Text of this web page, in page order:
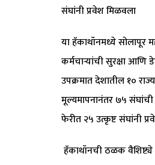
संघांनी प्रवेश मिळवला
या हॅकाथॉनमध्ये सोलापूर
कर्मचाऱ्यांची सुरक्षा आणि
उपक्रमात देशातील १०
मूल्यमापनानंतर ७५ संघांची
फेरीत २५ उत्कृष्ट संघांनी
हॅकाथॉनची ठळक वैशिष्ट्ये